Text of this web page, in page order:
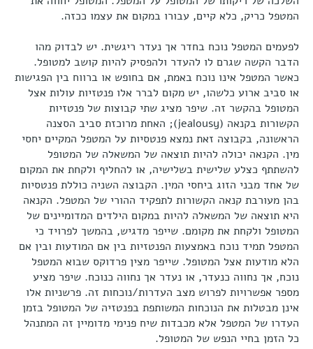
המטפל כריק, כלא קיים, עבורו במקום את עצמו ככזה.
לפעמים המטפל נוכח בחדר אך נעדר ריגשית. יש לבדוק מהו
הדבר הקשה שגרם לו להעדר ולהפסיק להיות קושב למטופל.
כאשר המטפל אינו נוכח באמת, אם בחופש או ברווח בין הפגישות
או סביב ארוע כלשהו, יש מקום לברר אלו פנטזיות עולות אצל
המטופל בהקשר זה. שיפר מציג שתי קבוצות של פנטזיות
הקשורות בקנאה (jealousy); האחת מרוכזת סביב הסצנה
הראשונה, בקבוצה זאת נמצא פנטסיות על המטפל המקיים יחסי
מין. הקנאה יכולה להיות תוצאה של המשאלה של המטופל
להשתתף כצלע שלישית בשלישיה, או להחליף ולקחת את המקום
של אחד מבני הזוג ביחסי המין. הקבוצה השניה כוללת פנטסיות
בהן מעורבת קנאה הקשורות לתפקיד ההורי של המטפל. הקנאה
היא תוצאה של המשאלה להיות במקום הילדים המדומיינים של
המטופל ולקחת את מקומם. שייפר מדגיש, בהמשך לפרויד כי
המטפל תמיד נוכח באמצעות הפנטזיות בין אם המודעות ובין אם
הלא מודעות אצל המטופל. שייפר מצין פרדוקס שבוא המטפל
נוכח, אך נחווה כנעדר, או נעדר אך נחווה כנוכח. שיפר מציע
מספר אפשרויות לפרוש מצב העדרות/נוכחות זה. פרשניות אלו
אינן מבטלות את הנוכחות המשותפת בפנטזיה של המטופל בזמן
העדרו של המטפל אלא מכבדות שיח פנימי מדומיין זה המתנהל
כל הזמן בחיי הנפש של המטופל.